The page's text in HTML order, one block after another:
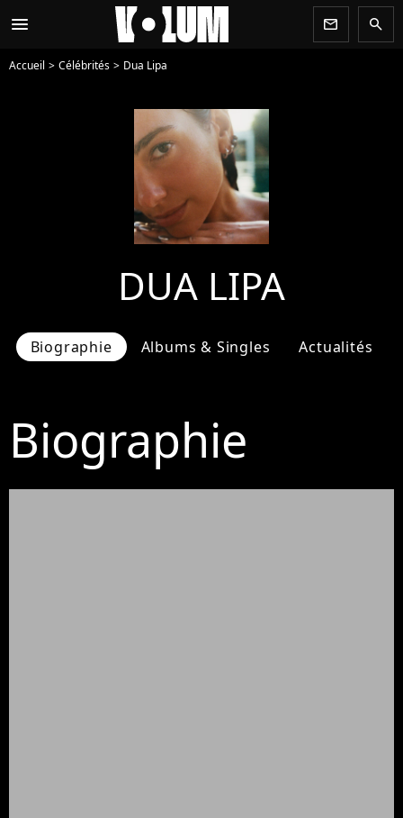
menu newsletter search
Accueil Célébrités Dua Lipa
DUA LIPA
Biographie Albums & Singles Actualités
Biographie